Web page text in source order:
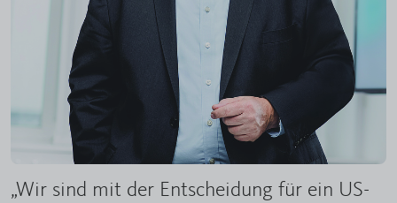
„Wir sind mit der Entscheidung für ein US-